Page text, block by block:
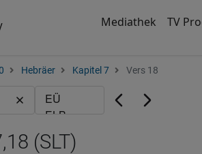
Mediathek TV
Hebräer Kapitel 7 Vers 18
(SLT)